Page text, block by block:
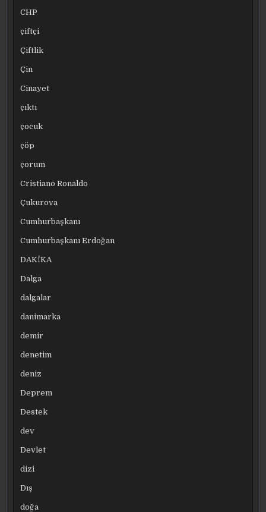
CHP
çiftçi
Çiftlik
Çin
Cinayet
çıktı
çocuk
çöp
çorum
Cristiano Ronaldo
Çukurova
Cumhurbaşkanı
Cumhurbaşkanı Erdoğan
DAKİKA
Dalga
dalgalar
danimarka
demir
denetim
deniz
Deprem
Destek
dev
Devlet
dizi
Dış
doğa